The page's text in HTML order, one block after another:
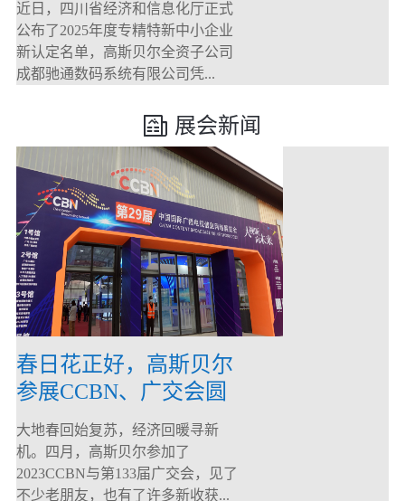
近日，四川省经济和信息化厅正式
公布了2025年度专精特新中小企业
新认定名单，高斯贝尔全资子公司
成都驰通数码系统有限公司凭...
展会新闻
春日花正好，高斯贝尔
参展CCBN、广交会圆
满落幕！
大地春回始复苏，经济回暖寻新
机。四月，高斯贝尔参加了
2023CCBN与第133届广交会，见了
不少老朋友，也有了许多新收获...